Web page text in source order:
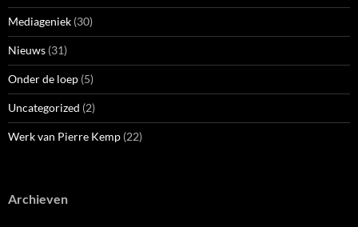
Mediageniek (30)
Nieuws (31)
Onder de loep (5)
Uncategorized (2)
Werk van Pierre Kemp (22)
Archieven